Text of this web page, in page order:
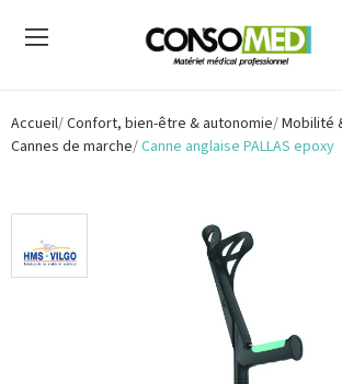
Accueil Confort, bien-être & autonomie Mobilité
Cannes de marche Canne anglaise PALLAS epoxy